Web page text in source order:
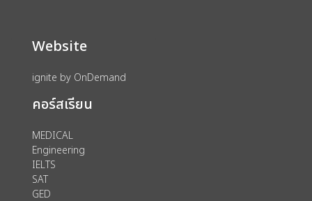
Website
ignite by OnDemand
คอร์สเรียน
MEDICAL
Engineering
IELTS
SAT
GED